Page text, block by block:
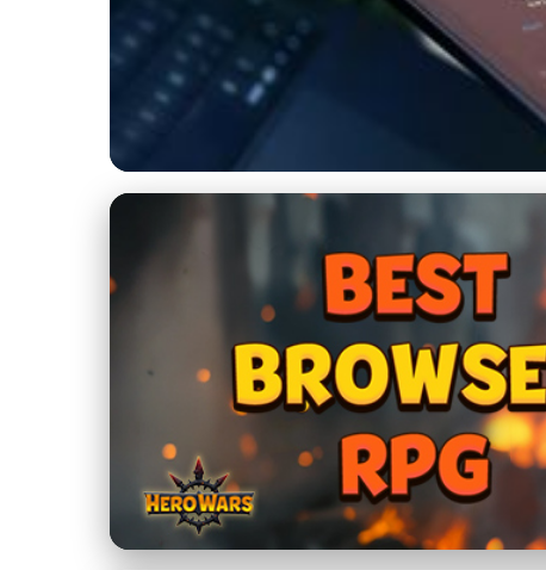
AI v roce 2024:
· 9 min čtení · Autor: Lenka Rosická